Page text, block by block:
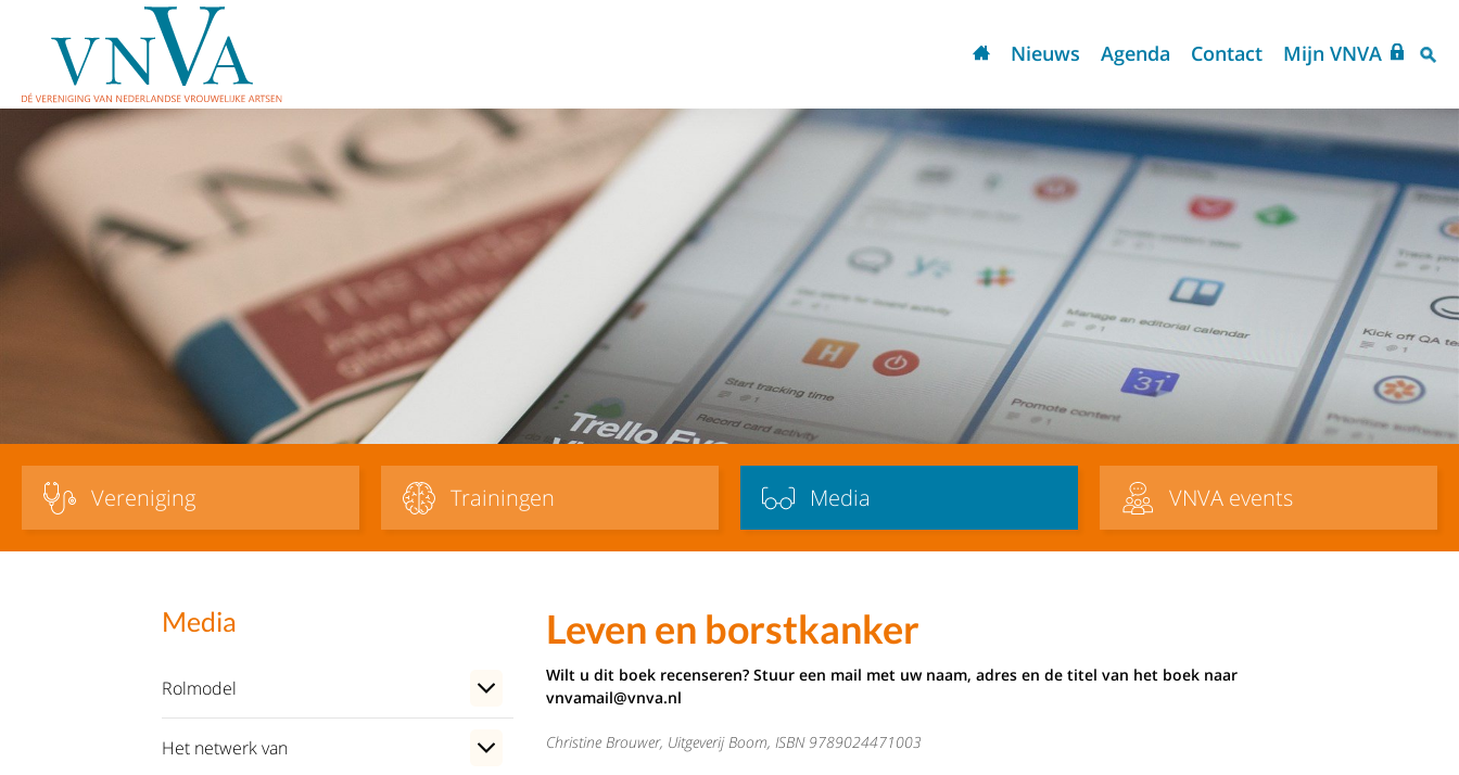
Nieuws Agenda Contact Mijn VNVA
Vereniging Trainingen Media VNVA events
Media
Rolmodel
Het netwerk van
Leven en borstkanker
Wilt u dit boek recenseren? Stuur een mail met uw naam, adres en de titel van het boek naar
vnvamail@vnva.nl
Christine Brouwer, Uitgeverij Boom, ISBN 9789024471003